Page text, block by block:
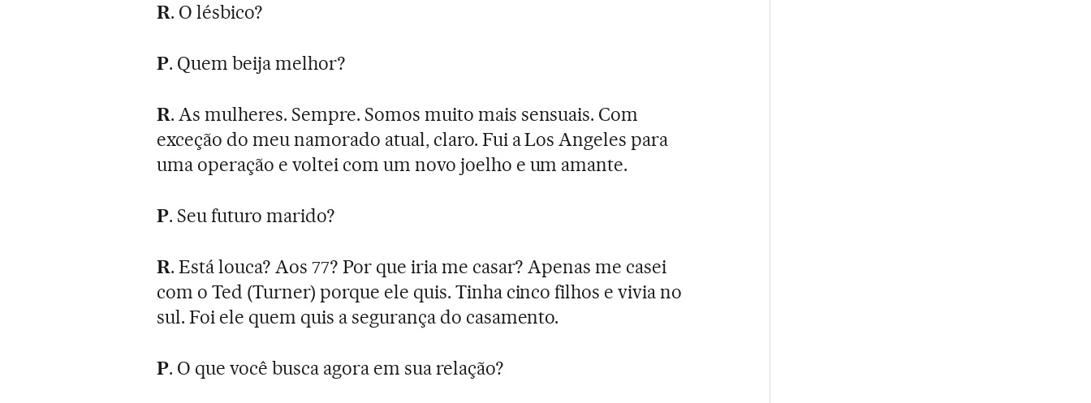
R. O lésbico?
P. Quem beija melhor?
R. As mulheres. Sempre. Somos muito mais sensuais. Com
exceção do meu namorado atual, claro. Fui a Los Angeles para
uma operação e voltei com um novo joelho e um amante.
P. Seu futuro marido?
R. Está louca? Aos 77? Por que iria me casar? Apenas me casei
com o Ted (Turner) porque ele quis. Tinha cinco filhos e vivia no
sul. Foi ele quem quis a segurança do casamento.
P. O que você busca agora em sua relação?